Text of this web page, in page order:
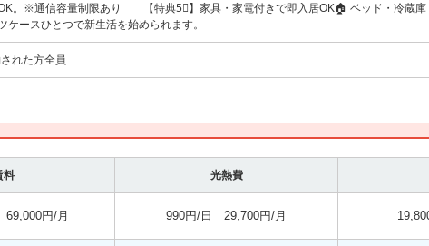
。※通信容量制限あり 【特典5⃣】家具・家電付きで即入居OK🏠 ベッド・冷蔵庫
ケースひとつで新生活を始められます。
れた方全員
料 光熱費
円/月 990円/日 29,700円/月